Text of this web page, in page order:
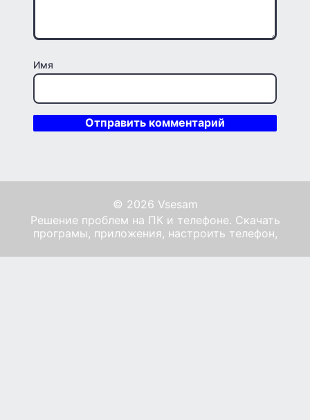
Имя
© 2026 Vsesam
Решение проблем на ПК и телефоне. Скачать
програмы, приложения, настроить телефон,